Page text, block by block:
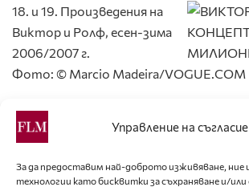
Управление на съгласие
За да предоставим най-доброто изживяване, ние
технологии като бисквитки за съхраняване и/
18. и 19. Произведения на
Виктор и Ролф, есен-зима
2006/2007 г.
Фото: © Marcio Madeira/VOGUE.COM
20. и 21. Произведения на Виктор и
лято 2007 г.